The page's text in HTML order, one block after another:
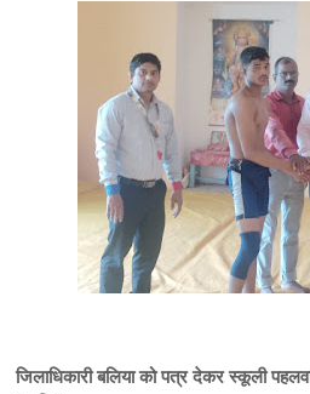
जिलाधिकारी बलिया को पत्र देकर स्कूली